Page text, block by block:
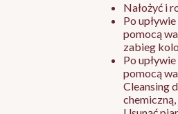
Nałożyć i
Po
pomocą
zabieg
Po
pomocą
Cleansing